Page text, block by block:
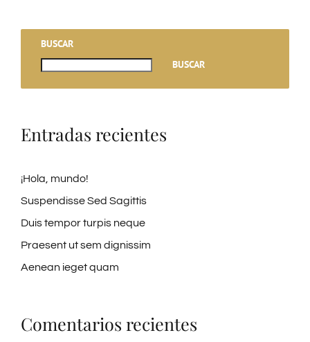
BUSCAR
BUSCAR
Entradas recientes
¡Hola, mundo!
Suspendisse Sed Sagittis
Duis tempor turpis neque
Praesent ut sem dignissim
Aenean ieget quam
Comentarios recientes